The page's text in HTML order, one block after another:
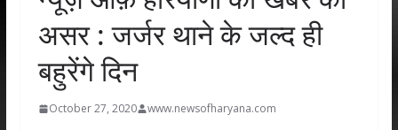
असर : जर्जर थाने के जल्द ही
बहुरेंगे दिन
October 27, 2020 www.newsofharyana.com